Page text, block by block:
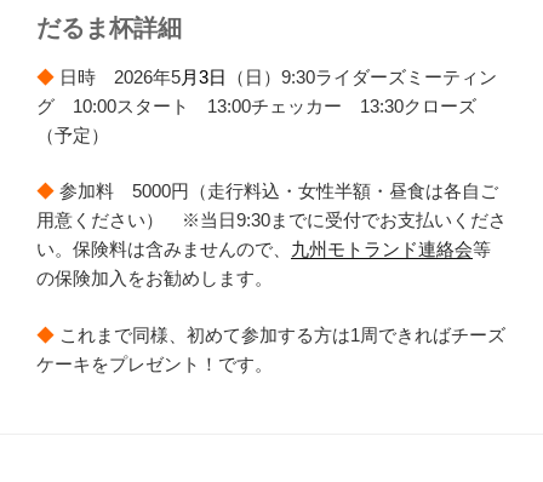
だるま杯詳細
◆ 日時 2026年5月3日
（日）9:30ライダーズミーティン
グ 10:00スタート 13:00チェッカー 13:30クローズ
（予定）
◆ 参加料 5000円（走行料込・女性半額・昼食は各自ご
用意ください） ※当日9:30までに受付でお支払いくださ
い。保険料は含みませんので、 九州モトランド連絡会等
の保険加入をお勧めします。
◆ これまで同様、初めて参加する方は1周できればチーズ
ケーキをプレゼント！です。